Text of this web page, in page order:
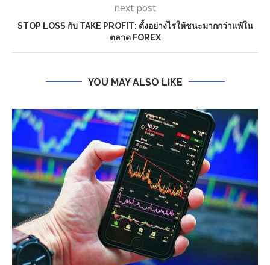
next post
STOP LOSS กับ TAKE PROFIT: ตั้งอย่างไรให้ชนะมากกว่าแพ้ใน
ตลาด FOREX
YOU MAY ALSO LIKE